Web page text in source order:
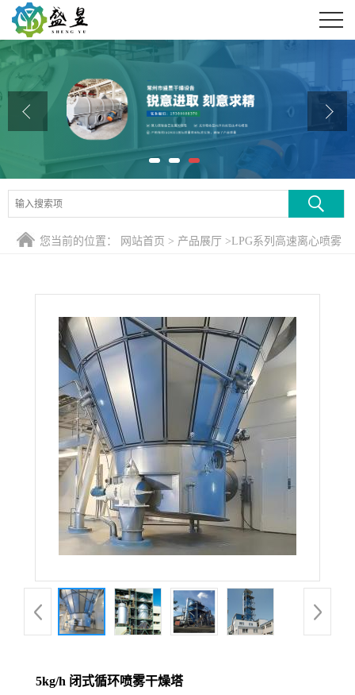
公司首页
公司介绍
公司动态
产品展厅
证书荣誉
联系方式
您当前的位置： 网站首页 > 产品展厅 >LPG系列高速离心喷雾
5kg/h 闭式循环喷雾干燥塔